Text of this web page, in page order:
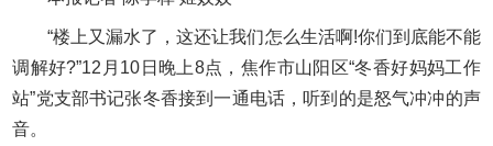
“楼上又漏水了，这还让我们怎么生活啊!你们到底能不能
调解好?”12月10日晚上8点，焦作市山阳区“冬香好妈妈工作
站”党支部书记张冬香接到一通电话，听到的是怒气冲冲的声
音。